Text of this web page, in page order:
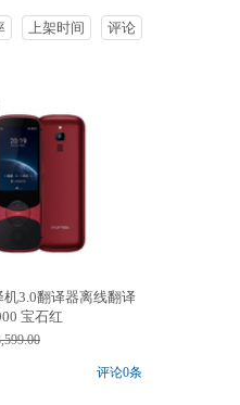
上架时间 评论
3.0翻译器离线翻译
宝石红
评论0条